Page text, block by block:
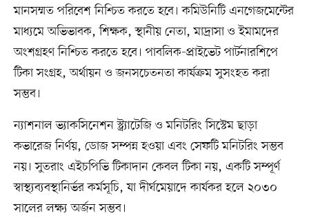
মানসম্মত পরিবেশ নিশ্চিত করতে হবে। কমিউনিটি এনগেজমেন্টের
মাধ্যমে অভিভাবক, শিক্ষক, স্থানীয় নেতা, মাদ্রাসা ও ইমামদের
অংশগ্রহণ নিশ্চিত করতে হবে। পাবলিক-প্রাইভেট পার্টনারশিপে
টিকা সংগ্রহ, অর্থায়ন ও জনসচেতনতা কার্যক্রম সুসংহত করা
সম্ভব।
ন্যাশনাল ভ্যাকসিনেশন স্ট্র্যাটেজি ও মনিটরিং সিস্টেম ছাড়া
কভারেজ নির্ণয়, ডোজ সম্পন্ন হওয়া এবং সেফটি মনিটরিং সম্ভব
নয়। সুতরাং এইচপিভি টিকাদান কেবল টিকা নয়, একটি সম্পূর্ণ
স্বাস্থ্যব্যবস্থানির্ভর কর্মসূচি, যা দীর্ঘমেয়াদে কার্যকর হলে ২০৩০
সালের লক্ষ্য অর্জন সম্ভব।